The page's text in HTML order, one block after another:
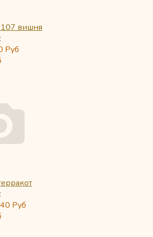
вишня
Руб
Руб